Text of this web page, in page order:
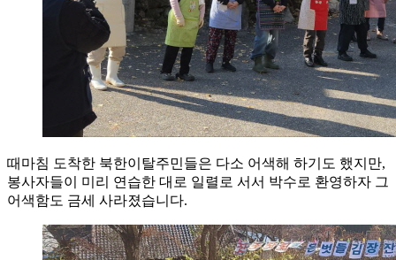
때마침 도착한 북한이탈주민들은 다소 어색해 하기도 했지만,
봉사자들이 미리 연습한 대로 일렬로 서서 박수로 환영하자 그
어색함도 금세 사라졌습니다.